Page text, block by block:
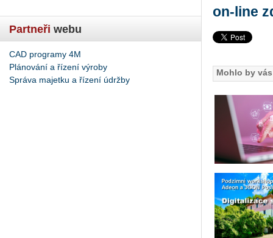
Partneři webu
CAD programy 4M
Plánování a řízení výroby
Správa majetku a řízení údržby
on-line
Mohlo by